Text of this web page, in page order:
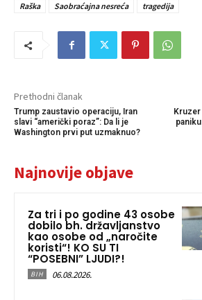
Raška
Saobraćajna nesreća tragedija
Prethodni članak
Trump zaustavio operaciju, Iran
slavi “američki poraz”: Da li je
Washington prvi put uzmaknuo?
Najnovije objave
Za tri i po godine 43 osobe
dobilo bh. državljanstvo
kao osobe od „naročite
koristi“! KO SU TI
“POSEBNI” LJUDI?!
BIH 06.08.2026.